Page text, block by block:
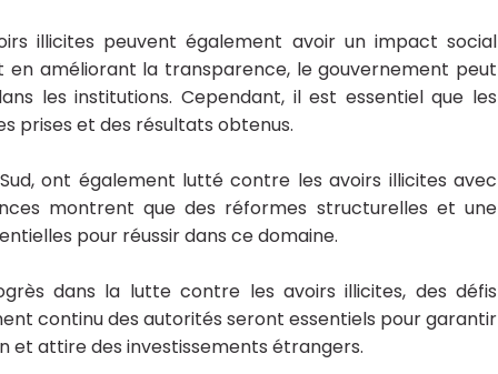
illicites peuvent également avoir un impact social
en améliorant la transparence, le gouvernement peut
les institutions. Cependant, il est essentiel que les
prises et des résultats obtenus.
ont également lutté contre les avoirs illicites avec
montrent que des réformes structurelles et une
pour réussir dans ce domaine.
dans la lutte contre les avoirs illicites, des défis
continu des autorités seront essentiels pour garantir
et attire des investissements étrangers.